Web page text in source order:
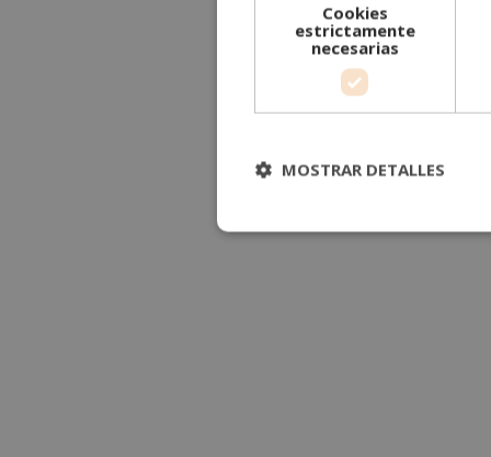
Cookies
estrictamente
necesarias
MOSTRAR DETALLES